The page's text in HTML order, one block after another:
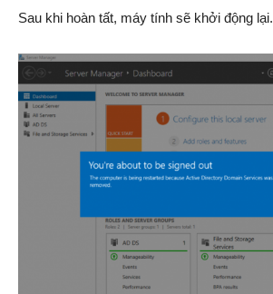
Sau khi hoàn tất, máy tính sẽ khởi động lại.